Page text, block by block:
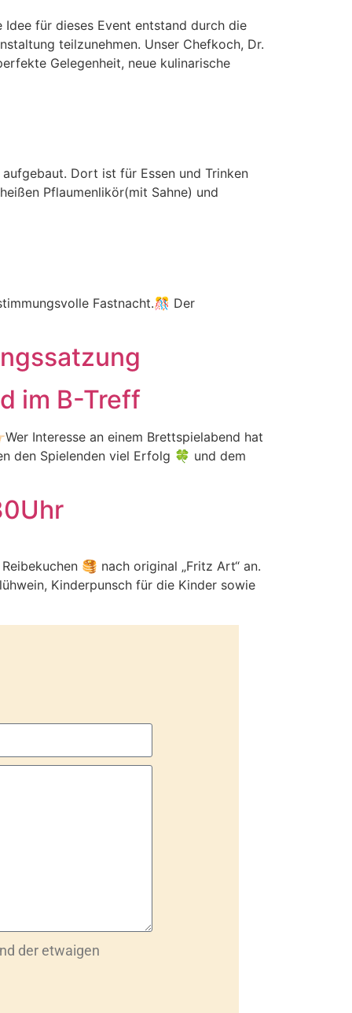
Idee für dieses Event entstand durch die
teilzunehmen. Unser Chefkoch, Dr.
Gelegenheit, neue kulinarische
Dort ist für Essen und Trinken
Pflaumenlikör(mit Sahne) und
Fastnacht.🎊 Der
im B-Treff
Interesse an einem Brettspielabend hat
den Spielenden viel Erfolg 🍀 und dem
🥞 nach original „Fritz Art“ an.
Kinderpunsch für die Kinder sowie
der etwaigen